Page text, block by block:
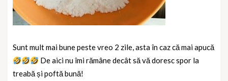
Sunt mult mai bune peste vreo 2 zile, asta în caz că mai apucă
De aici nu îmi rămâne decât să vă doresc spor la
treabă și poftă bună!